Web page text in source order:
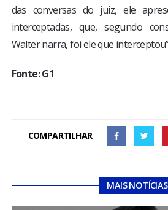
das conversas do juiz, ele
interceptadas, que, segundo
Walter narra, foi ele que
Fonte: G1
COMPARTILHAR
MAIS NOTÍCIAS